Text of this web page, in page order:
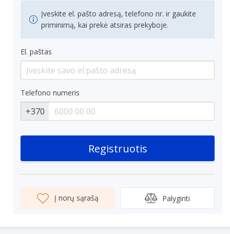
Įveskite el. pašto adresą, telefono nr. ir gaukite
priminimą, kai prekė atsiras prekyboje.
El. paštas
Telefono numeris
+370
Registruotis
Į norų sąrašą Palyginti